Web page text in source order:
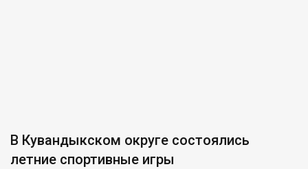
В Кувандыкском округе состоялись
летние спортивные игры